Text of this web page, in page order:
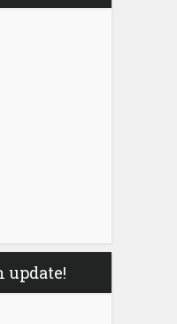
update!